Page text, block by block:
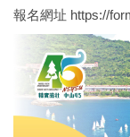
報名網址 https://